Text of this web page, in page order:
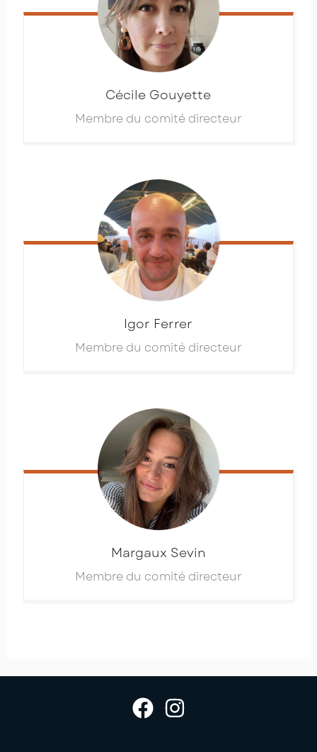
Cécile Gouyette
Membre du comité directeur
Igor Ferrer
Membre du comité directeur
Margaux Sevin
Membre du comité directeur